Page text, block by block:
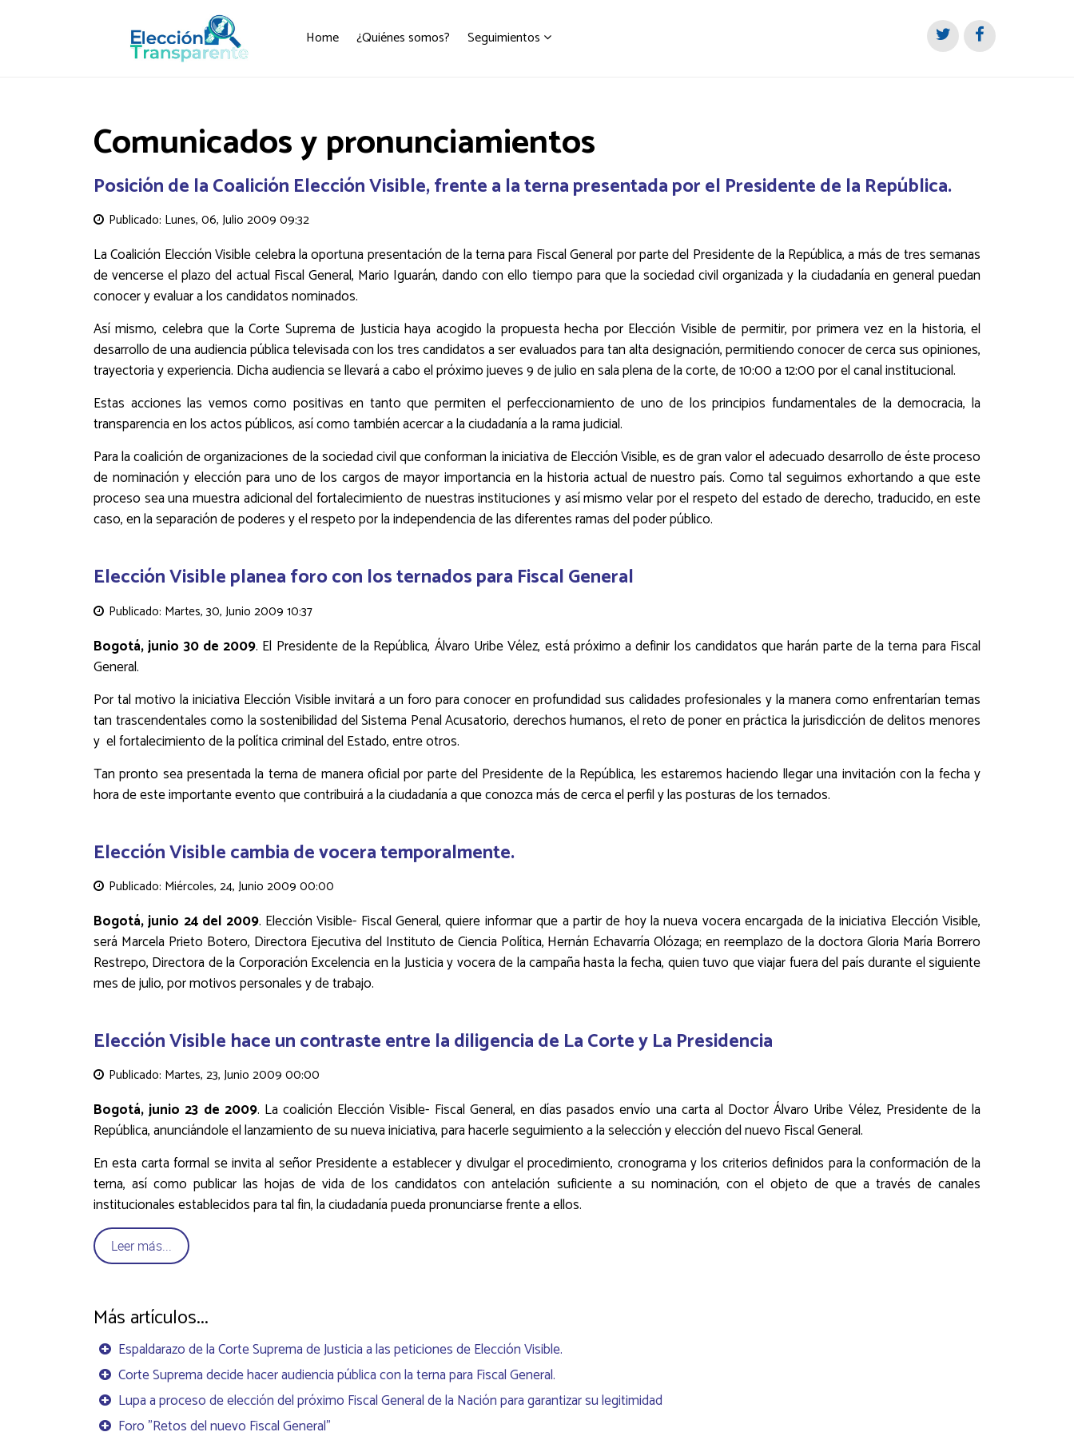
Home ¿Quiénes somos? Seguimientos
Comunicados y pronunciamientos
Posición de la Coalición Elección Visible, frente a la terna presentada por el Presidente de la República.
Publicado: Lunes, 06, Julio 2009 09:32
La Coalición Elección Visible celebra la oportuna presentación de la terna para Fiscal General por parte del Presidente de la República, a más de tres semanas
de vencerse el plazo del actual Fiscal General, Mario Iguarán, dando con ello tiempo para que la sociedad civil organizada y la ciudadanía en general puedan
conocer y evaluar a los candidatos nominados.
Así mismo, celebra que la Corte Suprema de Justicia haya acogido la propuesta hecha por Elección Visible de permitir, por primera vez en la historia, el
desarrollo de una audiencia pública televisada con los tres candidatos a ser evaluados para tan alta designación, permitiendo conocer de cerca sus opiniones,
trayectoria y experiencia. Dicha audiencia se llevará a cabo el próximo jueves 9 de julio en sala plena de la corte, de 10:00 a 12:00 por el canal institucional.
Estas acciones las vemos como positivas en tanto que permiten el perfeccionamiento de uno de los principios fundamentales de la democracia, la
transparencia en los actos públicos, así como también acercar a la ciudadanía a la rama judicial.
Para la coalición de organizaciones de la sociedad civil que conforman la iniciativa de Elección Visible, es de gran valor el adecuado desarrollo de éste proceso
de nominación y elección para uno de los cargos de mayor importancia en la historia actual de nuestro país. Como tal seguimos exhortando a que este
proceso sea una muestra adicional del fortalecimiento de nuestras instituciones y así mismo velar por el respeto del estado de derecho, traducido, en este
caso, en la separación de poderes y el respeto por la independencia de las diferentes ramas del poder público.
Elección Visible planea foro con los ternados para Fiscal General
Publicado: Martes, 30, Junio 2009 10:37
Bogotá, junio 30 de 2009. El Presidente de la República, Álvaro Uribe Vélez, está próximo a definir los candidatos que harán parte de la terna para Fiscal
General.
Por tal motivo la iniciativa Elección Visible invitará a un foro para conocer en profundidad sus calidades profesionales y la manera como enfrentarían temas
tan trascendentales como la sostenibilidad del Sistema Penal Acusatorio, derechos humanos, el reto de poner en práctica la jurisdicción de delitos menores
y el fortalecimiento de la política criminal del Estado, entre otros.
Tan pronto sea presentada la terna de manera oficial por parte del Presidente de la República, les estaremos haciendo llegar una invitación con la fecha y
hora de este importante evento que contribuirá a la ciudadanía a que conozca más de cerca el perfil y las posturas de los ternados.
Elección Visible cambia de vocera temporalmente.
Publicado: Miércoles, 24, Junio 2009 00:00
Bogotá, junio 24 del 2009. Elección Visible- Fiscal General, quiere informar que a partir de hoy la nueva vocera encargada de la iniciativa Elección Visible,
será Marcela Prieto Botero, Directora Ejecutiva del Instituto de Ciencia Política, Hernán Echavarría Olózaga; en reemplazo de la doctora Gloria María Borrero
Restrepo, Directora de la Corporación Excelencia en la Justicia y vocera de la campaña hasta la fecha, quien tuvo que viajar fuera del país durante el siguiente
mes de julio, por motivos personales y de trabajo.
Elección Visible hace un contraste entre la diligencia de La Corte y La Presidencia
Publicado: Martes, 23, Junio 2009 00:00
Bogotá, junio 23 de 2009. La coalición Elección Visible- Fiscal General, en días pasados envío una carta al Doctor Álvaro Uribe Vélez, Presidente de la
República, anunciándole el lanzamiento de su nueva iniciativa, para hacerle seguimiento a la selección y elección del nuevo Fiscal General.
En esta carta formal se invita al señor Presidente a establecer y divulgar el procedimiento, cronograma y los criterios definidos para la conformación de la
terna, así como publicar las hojas de vida de los candidatos con antelación suficiente a su nominación, con el objeto de que a través de canales
institucionales establecidos para tal fin, la ciudadanía pueda pronunciarse frente a ellos.
Leer más...
Más artículos...
Espaldarazo de la Corte Suprema de Justicia a las peticiones de Elección Visible.
Corte Suprema decide hacer audiencia pública con la terna para Fiscal General.
Lupa a proceso de elección del próximo Fiscal General de la Nación para garantizar su legitimidad
Foro "Retos del nuevo Fiscal General"